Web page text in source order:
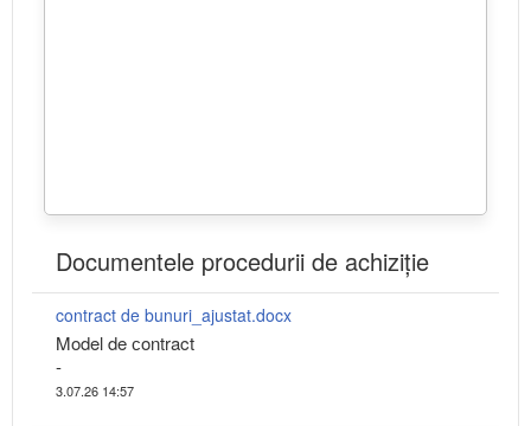
Documentele procedurii de achiziție
contract de bunuri_ajustat.docx
Model de сontract
-
3.07.26 14:57